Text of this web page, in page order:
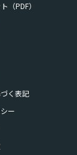
（PDF）
く表記
ー